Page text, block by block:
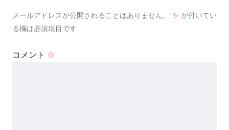
メールアドレスが公開されることはありません。 ※ が付いてい
る欄は必須項目です
コメント ※